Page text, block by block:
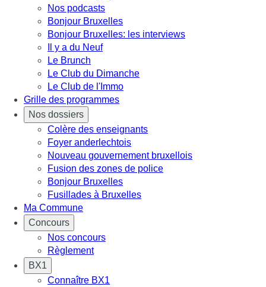
Nos podcasts
Bonjour Bruxelles
Bonjour Bruxelles: les interviews
Il y a du Neuf
Le Brunch
Le Club du Dimanche
Le Club de l'Immo
Grille des programmes
Nos dossiers
Colère des enseignants
Foyer anderlechtois
Nouveau gouvernement bruxellois
Fusion des zones de police
Bonjour Bruxelles
Fusillades à Bruxelles
Ma Commune
Concours
Nos concours
Règlement
BX1
Connaître BX1